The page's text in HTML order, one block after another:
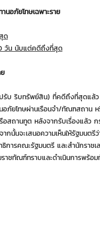
นอภัยโทษเฉพาะราย
ด
วัน นับแต่คดีถึงที่สุด
รับ ริบทรัพย์สิน) ที่คดีถึงที่สุดแล้ว
อภัยโทษผ่านเรือนจำ/ทัณฑสถาน
อสถานทูต หลังจากรับเรื่องแล้ว
นจะเสนอความเห็นให้รัฐมนตรี
ารคณะรัฐมนตรี และสำนักราชเ
าชทัณฑ์ทราบและดำเนินการพร้อ